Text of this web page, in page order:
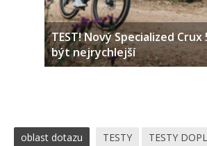
TEST! Nový Specialized Crux
být nejrychlejší
oblast dotazu TESTY TESTY